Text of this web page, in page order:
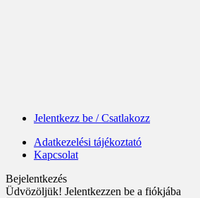
Jelentkezz be / Csatlakozz
Adatkezelési tájékoztató
Kapcsolat
Bejelentkezés
Üdvözöljük! Jelentkezzen be a fiókjába